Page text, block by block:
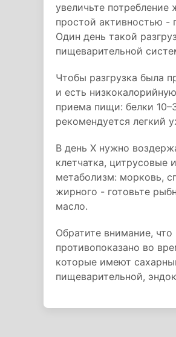
увеличьте
простой активностью -
Один день такой
пищеварительной
Чтобы разгрузка была
и есть
приема пищи: белки
рекомендуется легкий
В день Х нужно
клетчатка, цитрусовые
метаболизм: морковь,
жирного - готовьте
масло.
Обратите внимание,
противопоказано во
которые имеют
пищеварительной,